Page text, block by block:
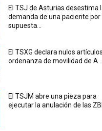
El TSJ de Asturias desestima
demanda de una paciente por
supuesta...
El TSXG declara nulos
ordenanza de movilidad de A...
El TSJM abre una pieza para
ejecutar la anulación de las